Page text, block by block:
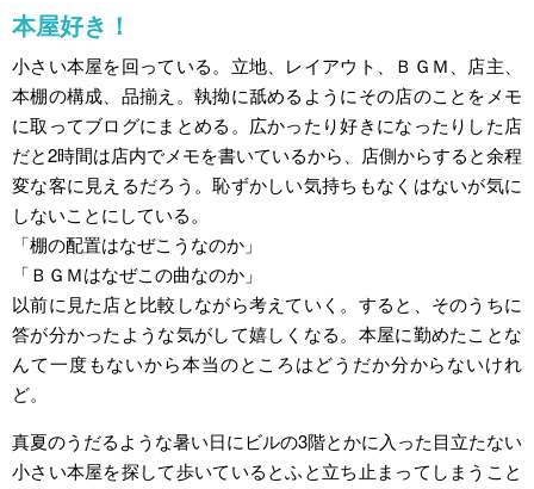
本屋好き！
小さい本屋を回っている。立地、レイアウト、ＢＧＭ、店主、
本棚の構成、品揃え。執拗に舐めるようにその店のことをメモ
に取ってブログにまとめる。広かったり好きになったりした店
だと2時間は店内でメモを書いているから、店側からすると余程
変な客に見えるだろう。恥ずかしい気持ちもなくはないが気に
しないことにしている。
「棚の配置はなぜこうなのか」
「ＢＧＭはなぜこの曲なのか」
以前に見た店と比較しながら考えていく。すると、そのうちに
答が分かったような気がして嬉しくなる。本屋に勤めたことな
んて一度もないから本当のところはどうだか分からないけれ
ど。
真夏のうだるような暑い日にビルの3階とかに入った目立たない
小さい本屋を探して歩いているとふと立ち止まってしまうこと